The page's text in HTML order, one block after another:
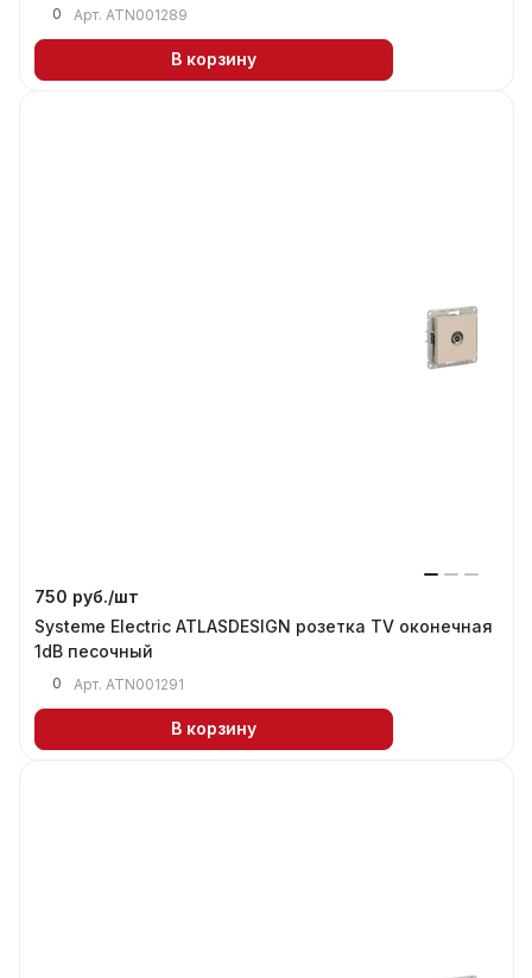
0 Арт. ATN001289
В корзину
750 руб./шт
Systeme Electric ATLASDESIGN розетка TV оконечная
1dB песочный
0 Арт. ATN001291
В корзину